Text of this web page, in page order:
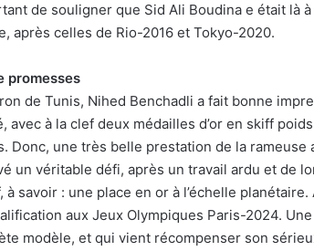
de souligner que Sid Ali Boudina e était là
après celles de Rio-2016 et Tokyo-2020.
promesses
de Tunis, Nihed Benchadli a fait bonne
à la clef deux médailles d’or en skiff
Donc, une très belle prestation de la
un véritable défi, après un travail ardu et de
savoir : une place en or à l’échelle planétaire.
aux Jeux Olympiques Paris-2024.
modèle, et qui vient récompenser son